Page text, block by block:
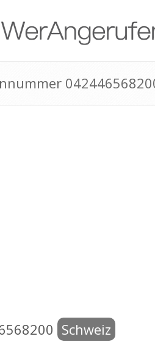
Schweiz